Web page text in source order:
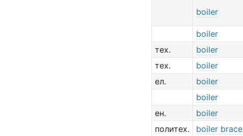
boiler
boiler
тех.
boiler
тех.
boiler
ел.
boiler
boiler
ен.
boiler
политех.
boiler brace